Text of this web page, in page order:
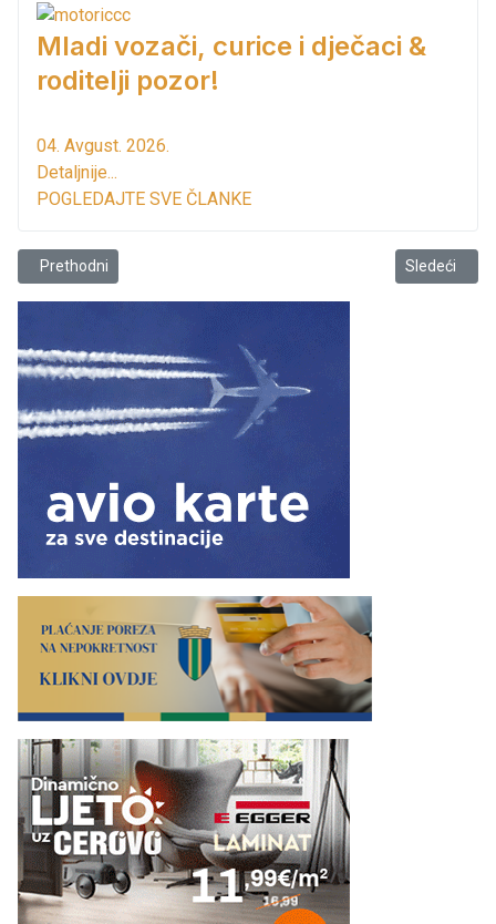
Mladi vozači, curice i dječaci &
roditelji pozor!
04. Avgust. 2026.
Detaljnije...
POGLEDAJTE SVE ČLANKE
Prethodni članak: Obavještenje TO Bar
Prethodni Sledeći
Sledeći